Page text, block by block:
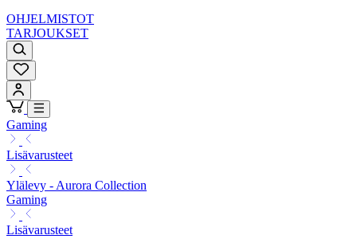
OHJELMISTOT
TARJOUKSET
Gaming
Lisävarusteet
Ylälevy - Aurora Collection
Gaming
Lisävarusteet